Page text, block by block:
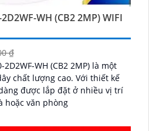
WH (CB2 2MP) WIFI
₫
2D2WF-WH (CB2 2MP) là một
lượng cao. Với thiết kế
được lắp đặt ở nhiều vị trí
hoặc văn phòng